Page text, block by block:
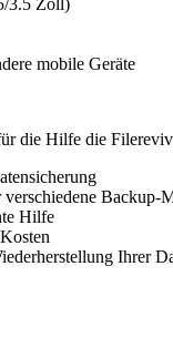
mobile Geräte
Backup-
Hilfe
Ihrer